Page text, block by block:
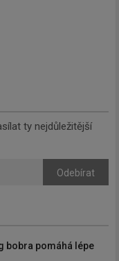
ty nejdůležitější
Odebírat
bobra pomáhá lépe